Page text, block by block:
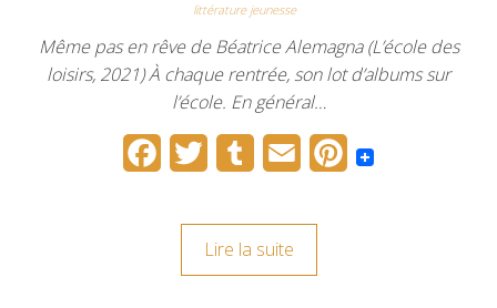
littérature jeunesse
Même pas en rêve de Béatrice Alemagna (L’école des
loisirs, 2021) À chaque rentrée, son lot d’albums sur
l’école. En général…
i
m
a
P
Lire la suite